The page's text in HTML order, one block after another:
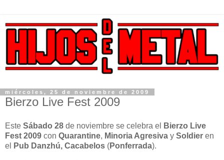
miércoles, 25 de noviembre de 2009
Bierzo Live Fest 2009
Este Sábado 28 de noviembre se celebra el
Bierzo Live
Fest 2009 con Quarantine, Minoria Agresiva y Soldier en
el
Pub Danzhú, Cacabelos (Ponferrada).